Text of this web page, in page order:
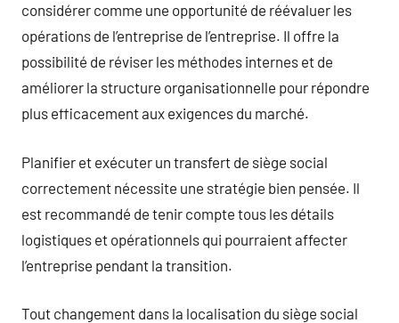
considérer comme une opportunité de réévaluer les
opérations de l’entreprise de l’entreprise. Il offre la
possibilité de réviser les méthodes internes et de
améliorer la structure organisationnelle pour répondre
plus efficacement aux exigences du marché.
Planifier et exécuter un transfert de siège social
correctement nécessite une stratégie bien pensée. Il
est recommandé de tenir compte tous les détails
logistiques et opérationnels qui pourraient affecter
l’entreprise pendant la transition.
Tout changement dans la localisation du siège social